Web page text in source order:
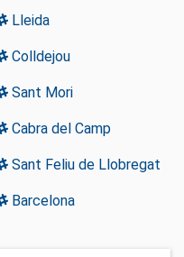
Lleida
Colldejou
Sant Mori
Cabra del Camp
Sant Feliu de Llobregat
Barcelona